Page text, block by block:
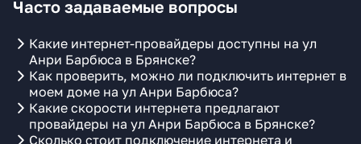
Часто задаваемые вопросы
Какие интернет-провайдеры доступны на ул
Анри Барбюса в Брянске?
Как проверить, можно ли подключить интернет в
моем доме на ул Анри Барбюса?
Какие скорости интернета предлагают
провайдеры на ул Анри Барбюса в Брянске?
Сколько стоит подключение интернета и